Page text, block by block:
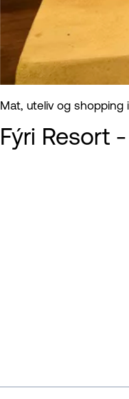
Mat, uteliv og shopping
Fýri Resort